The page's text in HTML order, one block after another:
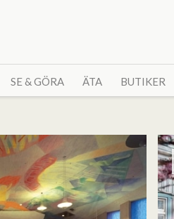
SE & GÖRA ÄTA BUTIKER